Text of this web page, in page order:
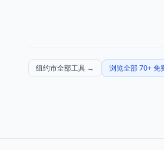
纽约市全部工具 → 浏览全部 70+ 免